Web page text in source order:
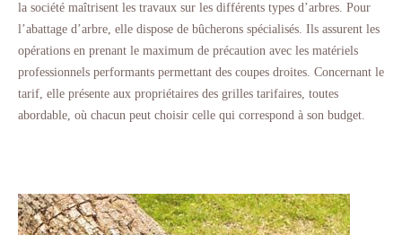
la société maîtrisent les travaux sur les différents types d’arbres. Pour
l’abattage d’arbre, elle dispose de bûcherons spécialisés. Ils assurent les
opérations en prenant le maximum de précaution avec les matériels
professionnels performants permettant des coupes droites. Concernant le
tarif, elle présente aux propriétaires des grilles tarifaires, toutes
abordable, où chacun peut choisir celle qui correspond à son budget.